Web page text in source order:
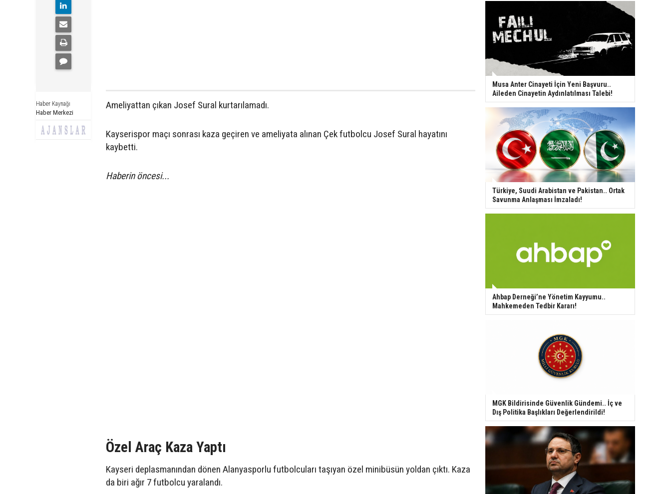
Haber Kaynağı
Haber Merkezi
Ameliyattan çıkan Josef Sural kurtarılamadı.
Kayserispor maçı sonrası kaza geçiren ve ameliyata alınan Çek futbolcu Josef Sural hayatını
kaybetti.
Haberin öncesi...
Özel Araç Kaza Yaptı
Kayseri deplasmanından dönen Alanyasporlu futbolcuları taşıyan özel minibüsün yoldan çıktı. Kaza
da biri ağır 7 futbolcu yaralandı.
Musa Anter Cinayeti İçin Yeni Başvuru..
Aileden Cinayetin Aydınlatılması Talebi!
Türkiye, Suudi Arabistan ve Pakistan.. Ortak
Savunma Anlaşması İmzaladı!
Ahbap Derneği’ne Yönetim Kayyumu..
Mahkemeden Tedbir Kararı!
MGK Bildirisinde Güvenlik Gündemi.. İç ve
Dış Politika Başlıkları Değerlendirildi!